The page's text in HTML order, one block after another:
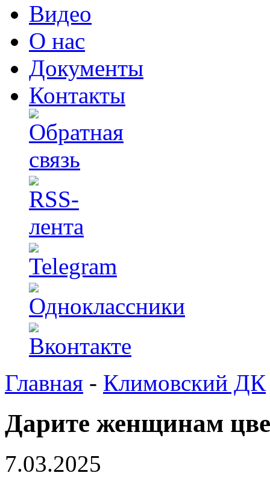
Видео
О нас
Документы
Контакты
Главная - Климовский ДК
Дарите женщинам
7.03.2025